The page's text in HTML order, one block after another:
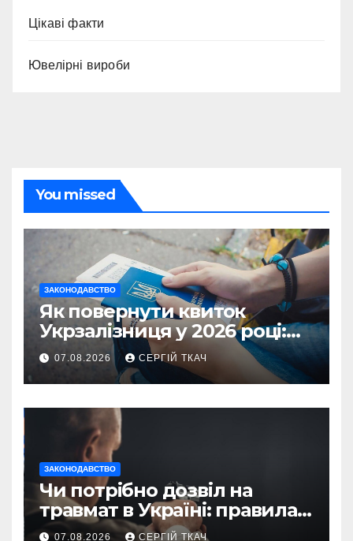
Цікаві факти
Ювелірні вироби
You missed
ЗАКОНОДАВСТВО
Як повернути квиток
Укрзалізниця у 2026 році:
правила і суми
07.08.2026 СЕРГІЙ ТКАЧ
ЗАКОНОДАВСТВО
Чи потрібно дозвіл на
травмат в Україні: правила
2026
07.08.2026 СЕРГІЙ ТКАЧ